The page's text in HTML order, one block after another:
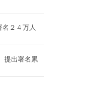
２４万人
提出署名累